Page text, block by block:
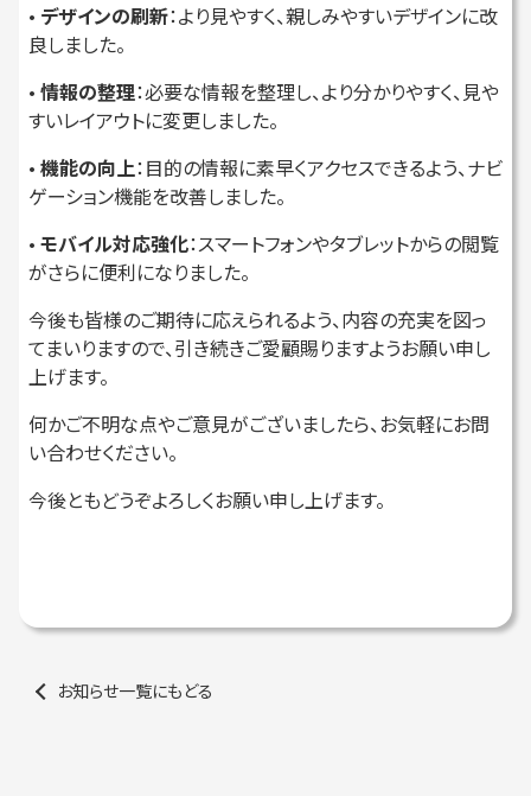
• デザインの刷新：より見やすく、親しみやすいデザインに改
良しました。
• 情報の整理：必要な情報を整理し、より分かりやすく、見や
すいレイアウトに変更しました。
• 機能の向上：目的の情報に素早くアクセスできるよう、ナビ
ゲーション機能を改善しました。
• モバイル対応強化：スマートフォンやタブレットからの閲覧
がさらに便利になりました。
今後も皆様のご期待に応えられるよう、内容の充実を図っ
てまいりますので、引き続きご愛顧賜りますようお願い申し
上げます。
何かご不明な点やご意見がございましたら、お気軽にお問
い合わせください。
今後ともどうぞよろしくお願い申し上げます。
お知らせ一覧にもどる